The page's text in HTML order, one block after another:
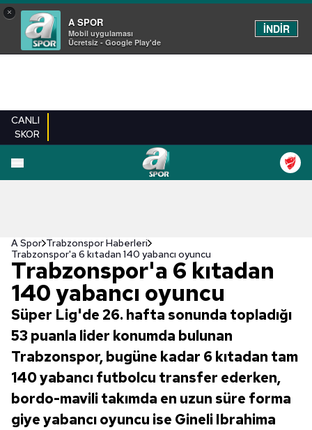
×
A SPOR
Mobil uygulaması
Ücretsiz - Google Play'de
İNDİR
CANLI
SKOR
A Spor Trabzonspor Haberleri
Trabzonspor'a 6 kıtadan 140 yabancı oyuncu
Trabzonspor'a 6 kıtadan
140 yabancı oyuncu
Süper Lig'de 26. hafta sonunda topladığı
53 puanla lider konumda bulunan
Trabzonspor, bugüne kadar 6 kıtadan tam
140 yabancı futbolcu transfer ederken,
bordo-mavili takımda en uzun süre forma
giye yabancı oyuncu ise Gineli Ibrahima